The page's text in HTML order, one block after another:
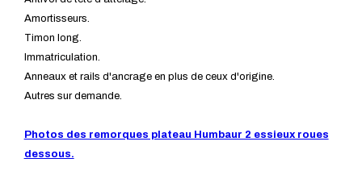
Amortisseurs.
Timon long.
Immatriculation.
Anneaux et rails d'ancrage en plus de ceux d'origine.
Autres sur demande.
Photos des remorques plateau Humbaur 2 essieux roues
dessous.